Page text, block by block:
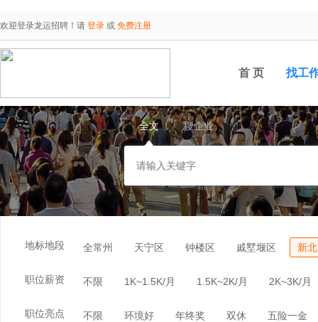
欢迎登录龙运招聘！请 登录 或 免费注册
首 页 找工
全文 搜企业
地标地段 全常州 天宁区 钟楼区 戚墅堰区 新
职位薪资 不限 1K~1.5K/月 1.5K~2K/月 2K~3K/月
职位亮点 不限 环境好 年终奖 双休 五险一金